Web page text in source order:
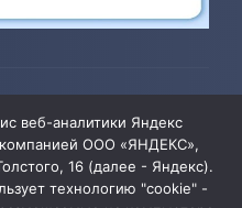
веб-аналитики Яндекс
ООО «ЯНДЕКС»,
16 (далее - Яндекс).
технологию "cookie" -